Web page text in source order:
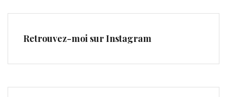
Retrouvez-moi sur Instagram